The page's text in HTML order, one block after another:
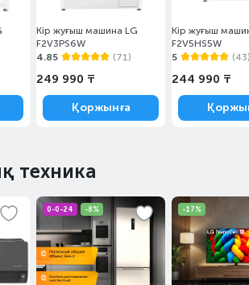
Кір жуғыш машина LG
F2V3PS6W
4.85
(71)
249 990 ₸
Қоржынға
Кір жуғыш
F2V5HS5W
5
244 990 ₸
техника
0-0-24 -8% -17%